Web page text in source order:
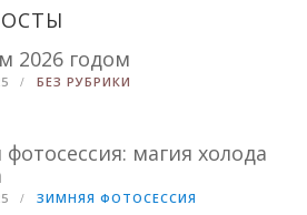
2026 годом
БЕЗ РУБРИКИ
магия холода
ЗИМНЯЯ ФОТОСЕССИЯ